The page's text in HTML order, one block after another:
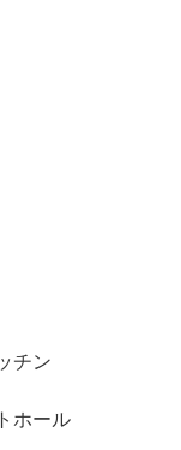
チン
ホール